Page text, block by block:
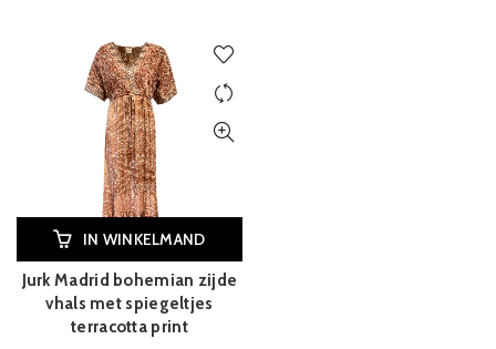
IN WINKELMAND
Jurk Madrid bohemian zijde
vhals met spiegeltjes
terracotta print